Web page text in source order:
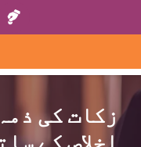
ہمارے گھروں یا ہیلپ
زکات کی
اخلاص کے